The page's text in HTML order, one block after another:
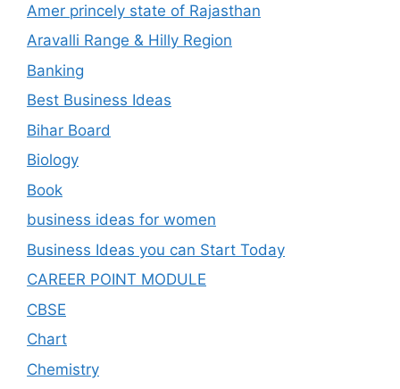
Amer princely state of Rajasthan
Aravalli Range & Hilly Region
Banking
Best Business Ideas
Bihar Board
Biology
Book
business ideas for women
Business Ideas you can Start Today
CAREER POINT MODULE
CBSE
Chart
Chemistry